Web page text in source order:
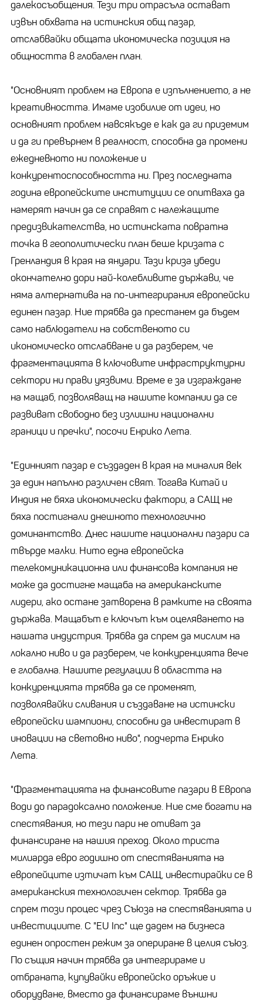
далекосъобщения. Тези три отрасъла остават
извън обхвата на истинския общ пазар,
отслабвайки общата икономическа позиция на
общността в глобален план.
"Основният проблем на Европа е изпълнението, а не
креативността. Имаме изобилие от идеи, но
основният проблем навсякъде е как да ги приземим
и да ги превърнем в реалност, способна да промени
ежедневното ни положение и
конкурентоспособността ни. През последната
година европейските институции се опитваха да
намерят начин да се справят с належащите
предизвикателства, но истинската повратна
точка в геополитически план беше кризата с
Гренландия в края на януари. Тази криза убеди
окончателно дори най-колебливите държави, че
няма алтернатива на по-интегрирания европейски
единен пазар. Ние трябва да престанем да бъдем
само наблюдатели на собственото си
икономическо отслабване и да разберем, че
фрагментацията в ключовите инфраструктурни
сектори ни прави уязвими. Време е за изграждане
на мащаб, позволяващ на нашите компании да се
развиват свободно без излишни национални
граници и пречки", посочи Енрико Лета.
"Единният пазар е създаден в края на миналия век
за един напълно различен свят. Тогава Китай и
Индия не бяха икономически фактори, а САЩ не
бяха постигнали днешното технологично
доминантство. Днес нашите национални пазари са
твърде малки. Нито една европейска
телекомуникационна или финансова компания не
може да достигне мащаба на американските
лидери, ако остане затворена в рамките на своята
държава. Мащабът е ключът към оцеляването на
нашата индустрия. Трябва да спрем да мислим на
локално ниво и да разберем, че конкуренцията вече
е глобална. Нашите регулации в областта на
конкуренцията трябва да се променят,
позволявайки сливания и създаване на истински
европейски шампиони, способни да инвестират в
иновации на световно ниво", подчерта Енрико
Лета.
"Фрагментацията на финансовите пазари в Европа
води до парадоксално положение. Ние сме богати на
спестявания, но тези пари не отиват за
финансиране на нашия преход. Около триста
милиарда евро годишно от спестяванията на
европейците изтичат към САЩ, инвестирайки се в
американския технологичен сектор. Трябва да
спрем този процес чрез Съюза на спестяванията и
инвестициите. С "EU Inc" ще дадем на бизнеса
единен опростен режим за опериране в целия съюз.
По същия начин трябва да интегрираме и
отбраната, купувайки европейско оръжие и
оборудване, вместо да финансираме външни